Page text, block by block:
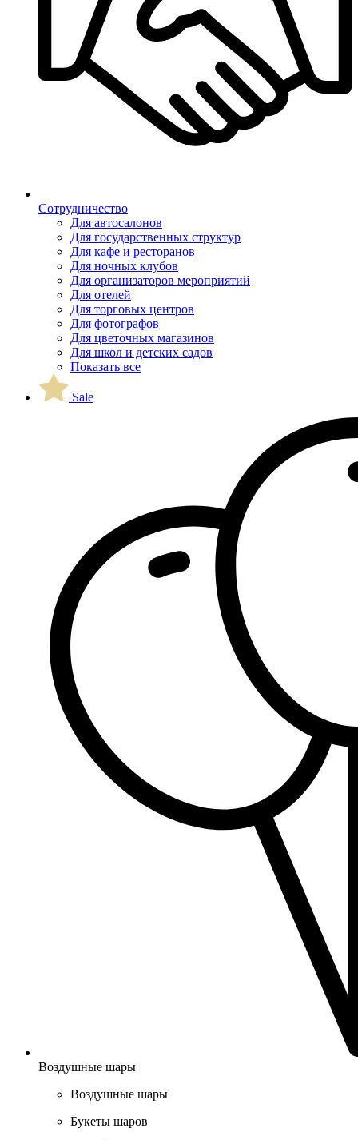
Сотрудничество
Для автосалонов
Для государственных структур
Для кафе и ресторанов
Для ночных клубов
Для организаторов мероприятий
Для отелей
Для торговых центров
Для фотографов
Для цветочных магазинов
Для школ и детских садов
Показать все
Sale
Воздушные шары
Воздушные шары
Букеты шаров